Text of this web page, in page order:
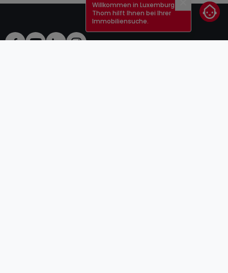
Schließen
Willkommen in Luxemburg!
Thom hilft Ihnen bei Ihrer
Immobiliensuche.